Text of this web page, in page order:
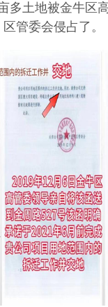
多土地被金牛区
区管委会侵占了。